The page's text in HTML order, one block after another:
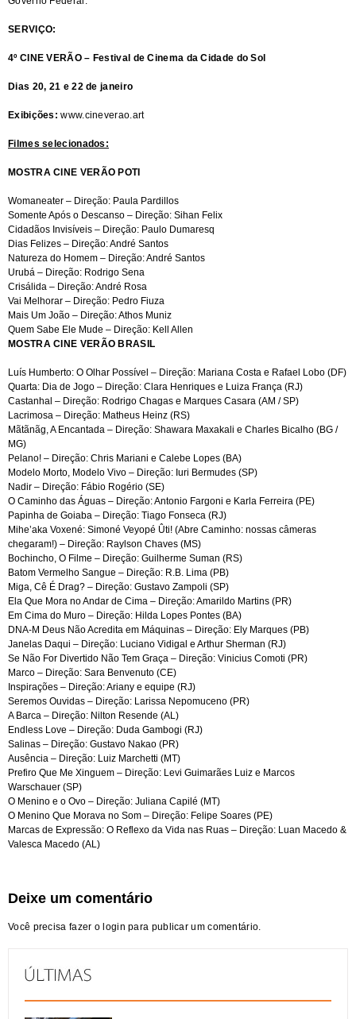
SERVIÇO:
4º CINE VERÃO – Festival de Cinema da Cidade do Sol
Dias 20, 21 e 22 de janeiro
Exibições:www.cineverao.art
Filmes selecionados:
MOSTRA CINE VERÃO POTI
Womaneater – Direção: Paula Pardillos
Somente Após o Descanso – Direção: Sihan Felix
Cidadãos Invisíveis – Direção: Paulo Dumaresq
Dias Felizes – Direção: André Santos
Natureza do Homem – Direção: André Santos
Urubá – Direção: Rodrigo Sena
Crisálida – Direção: André Rosa
Vai Melhorar – Direção: Pedro Fiuza
Mais Um João – Direção: Athos Muniz
Quem Sabe Ele Mude – Direção: Kell Allen
MOSTRA CINE VERÃO BRASIL
Luís Humberto: O Olhar Possível – Direção: Mariana Costa e Rafael Lobo (DF)
Quarta: Dia de Jogo – Direção: Clara Henriques e Luiza França (RJ)
Castanhal – Direção: Rodrigo Chagas e Marques Casara (AM / SP)
Lacrimosa – Direção: Matheus Heinz (RS)
Mãtãnãg, A Encantada – Direção: Shawara Maxakali e Charles Bicalho (BG /
MG)
Pelano! – Direção: Chris Mariani e Calebe Lopes (BA)
Modelo Morto, Modelo Vivo – Direção: Iuri Bermudes (SP)
Nadir – Direção: Fábio Rogério (SE)
O Caminho das Águas – Direção: Antonio Fargoni e Karla Ferreira (PE)
Papinha de Goiaba – Direção: Tiago Fonseca (RJ)
Mihe’aka Voxené: Simoné Veyopé Ûti! (Abre Caminho: nossas câmeras
chegaram!) – Direção: Raylson Chaves (MS)
Bochincho, O Filme – Direção: Guilherme Suman (RS)
Batom Vermelho Sangue – Direção: R.B. Lima (PB)
Miga, Cê É Drag? – Direção: Gustavo Zampoli (SP)
Ela Que Mora no Andar de Cima – Direção: Amarildo Martins (PR)
Em Cima do Muro – Direção: Hilda Lopes Pontes (BA)
DNA-M Deus Não Acredita em Máquinas – Direção: Ely Marques (PB)
Janelas Daqui – Direção: Luciano Vidigal e Arthur Sherman (RJ)
Se Não For Divertido Não Tem Graça – Direção: Vinicius Comoti (PR)
Marco – Direção: Sara Benvenuto (CE)
Inspirações – Direção: Ariany e equipe (RJ)
Seremos Ouvidas – Direção: Larissa Nepomuceno (PR)
A Barca – Direção: Nilton Resende (AL)
Endless Love – Direção: Duda Gambogi (RJ)
Salinas – Direção: Gustavo Nakao (PR)
Ausência – Direção: Luiz Marchetti (MT)
Prefiro Que Me Xinguem – Direção: Levi Guimarães Luiz e Marcos
Warschauer (SP)
O Menino e o Ovo – Direção: Juliana Capilé (MT)
O Menino Que Morava no Som – Direção: Felipe Soares (PE)
Marcas de Expressão: O Reflexo da Vida nas Ruas – Direção: Luan Macedo &
Valesca Macedo (AL)
Deixe um comentário
Você precisa fazer o login para publicar um comentário.